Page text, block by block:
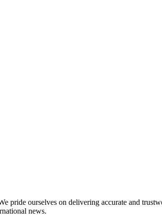
ourselves on delivering accurate and
news.